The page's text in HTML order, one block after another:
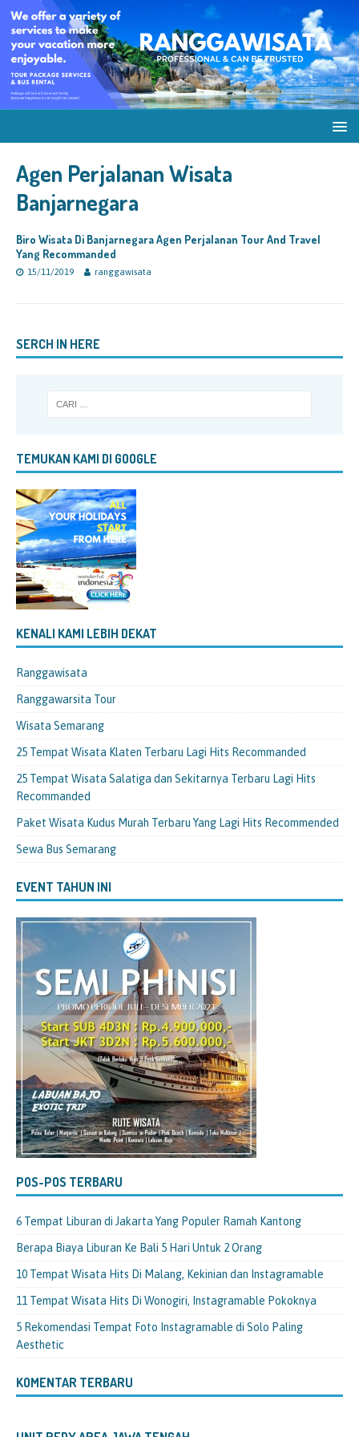
Agen Perjalanan Wisata
Banjarnegara
Biro Wisata Di Banjarnegara Agen Perjalanan Tour And Travel
Yang Recommanded
15/11/2019 ranggawisata
SERCH IN HERE
TEMUKAN KAMI DI GOOGLE
KENALI KAMI LEBIH DEKAT
Ranggawisata
Ranggawarsita Tour
Wisata Semarang
25 Tempat Wisata Klaten Terbaru Lagi Hits Recommanded
25 Tempat Wisata Salatiga dan Sekitarnya Terbaru Lagi Hits
Recommanded
Paket Wisata Kudus Murah Terbaru Yang Lagi Hits Recommended
Sewa Bus Semarang
EVENT TAHUN INI
POS-POS TERBARU
6 Tempat Liburan di Jakarta Yang Populer Ramah Kantong
Berapa Biaya Liburan Ke Bali 5 Hari Untuk 2 Orang
10 Tempat Wisata Hits Di Malang, Kekinian dan Instagramable
11 Tempat Wisata Hits Di Wonogiri, Instagramable Pokoknya
5 Rekomendasi Tempat Foto Instagramable di Solo Paling
Aesthetic
KOMENTAR TERBARU